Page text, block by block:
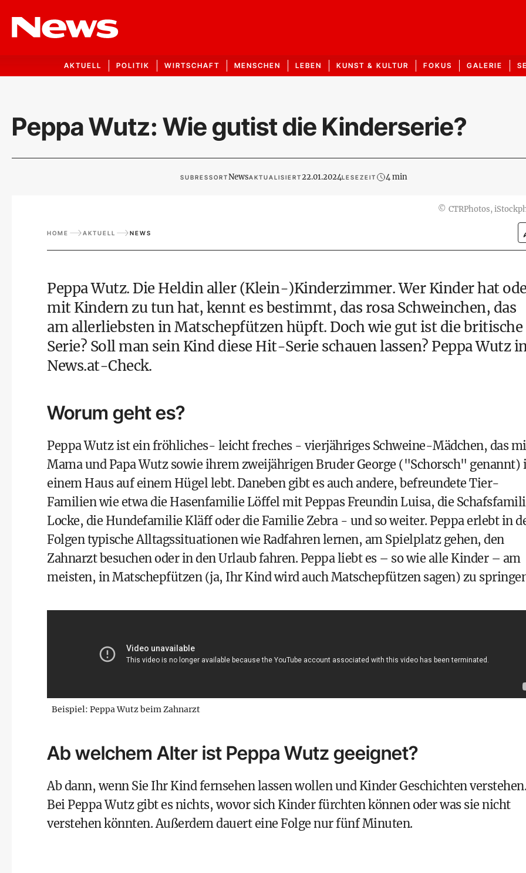
AKTUELL POLITIK WIRTSCHAFT MENSCHEN LEBEN KUNST & KULTUR FOKUS GALERIE
Peppa Wutz: Wie gutist die Kinderserie?
SUBRESSORTNewsAKTUALISIERT22.01.2024LESEZEIT 4 min
© CTRPhotos,
HOME AKTUELL NEWS
Peppa Wutz. Die Heldin aller (Klein-)Kinderzimmer. Wer Kinder hat
mit Kindern zu tun hat, kennt es bestimmt, das rosa Schweinchen, das
am allerliebsten in Matschepfützen hüpft. Doch wie gut ist die britische
Serie? Soll man sein Kind diese Hit-Serie schauen lassen? Peppa Wutz
News.at-Check.
Worum geht es?
Peppa Wutz ist ein fröhliches- leicht freches - vierjähriges Schweine-Mädchen, das
Mama und Papa Wutz sowie ihrem zweijährigen Bruder George ("Schorsch" genannt)
einem Haus auf einem Hügel lebt. Daneben gibt es auch andere, befreundete Tier-
Familien wie etwa die Hasenfamilie Löffel mit Peppas Freundin Luisa, die
Locke, die Hundefamilie Kläff oder die Familie Zebra - und so weiter. Peppa erlebt in
Folgen typische Alltagssituationen wie Radfahren lernen, am Spielplatz gehen, den
Zahnarzt besuchen oder in den Urlaub fahren. Peppa liebt es – so wie alle Kinder – am
meisten, in Matschepfützen (ja, Ihr Kind wird auch Matschepfützen sagen) zu
Beispiel: Peppa Wutz beim Zahnarzt
Ab welchem Alter ist Peppa Wutz geeignet?
Ab dann, wenn Sie Ihr Kind fernsehen lassen wollen und Kinder Geschichten verstehen.
Bei Peppa Wutz gibt es nichts, wovor sich Kinder fürchten können oder was sie nicht
verstehen könnten. Außerdem dauert eine Folge nur fünf Minuten.